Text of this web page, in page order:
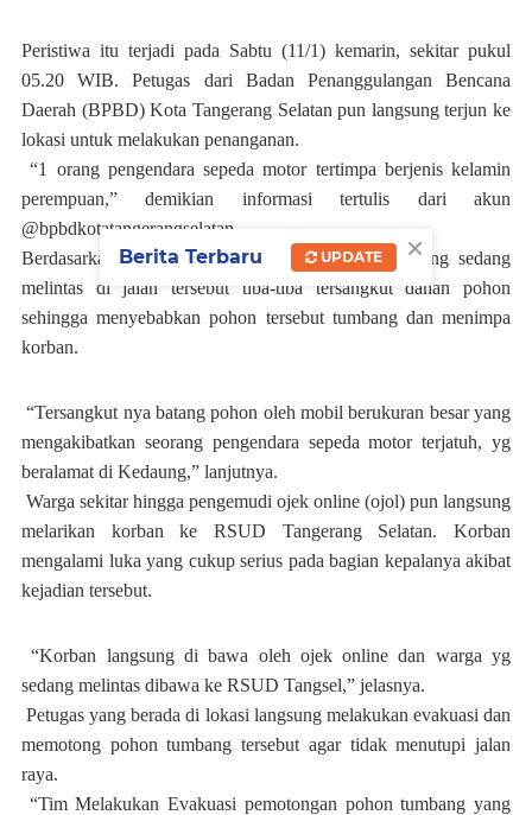
Peristiwa itu terjadi pada Sabtu (11/1) kemarin, sekitar pukul
05.20 WIB. Petugas dari Badan Penanggulangan Bencana
Daerah (BPBD) Kota Tangerang Selatan pun langsung terjun ke
lokasi untuk melakukan penanganan.
“1 orang pengendara sepeda motor tertimpa berjenis kelamin
perempuan,” demikian informasi tertulis dari akun
@bpbdkotatangerangselatan.
Berdasarkan keterangan dari warga sekitar, truk yang sedang
melintas di jalan tersebut tiba-tiba tersangkut dahan pohon
sehingga menyebabkan pohon tersebut tumbang dan menimpa
korban.
“Tersangkut nya batang pohon oleh mobil berukuran besar yang
mengakibatkan seorang pengendara sepeda motor terjatuh, yg
beralamat di Kedaung,” lanjutnya.
Warga sekitar hingga pengemudi ojek online (ojol) pun langsung
melarikan korban ke RSUD Tangerang Selatan. Korban
mengalami luka yang cukup serius pada bagian kepalanya akibat
kejadian tersebut.
“Korban langsung di bawa oleh ojek online dan warga yg
sedang melintas dibawa ke RSUD Tangsel,” jelasnya.
Petugas yang berada di lokasi langsung melakukan evakuasi dan
memotong pohon tumbang tersebut agar tidak menutupi jalan
raya.
“Tim Melakukan Evakuasi pemotongan pohon tumbang yang
×
Berita Terbaru UPDATE